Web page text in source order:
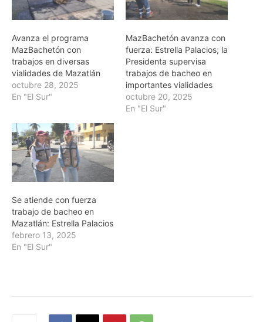
Avanza el programa
MazBachetón con
trabajos en diversas
vialidades de Mazatlán
octubre 28, 2025
En "El Sur"
MazBachetón avanza con
fuerza: Estrella Palacios; la
Presidenta supervisa
trabajos de bacheo en
importantes vialidades
octubre 20, 2025
En "El Sur"
Se atiende con fuerza
trabajo de bacheo en
Mazatlán: Estrella Palacios
febrero 13, 2025
En "El Sur"